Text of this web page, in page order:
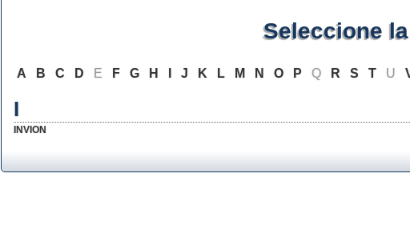
Seleccione
A B C D E F G H J K L M N O P Q R S T U
I
INVION